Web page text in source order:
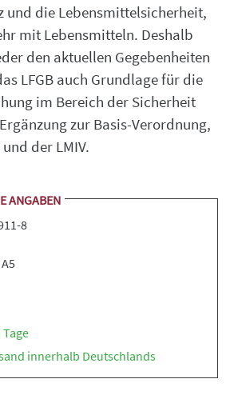
und die Lebensmittelsicherheit,
mit Lebensmitteln. Deshalb
den aktuellen Gegebenheiten
LFGB auch Grundlage für die
im Bereich der Sicherheit
zur Basis-Verordnung,
der LMIV.
ANGABEN
8
innerhalb Deutschlands